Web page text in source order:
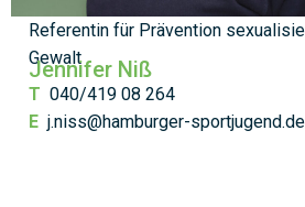
Referentin für Prävention
Gewalt
Jennifer Niß
T 040/419 08 264
E j.niss@hamburger-sportjugend.de